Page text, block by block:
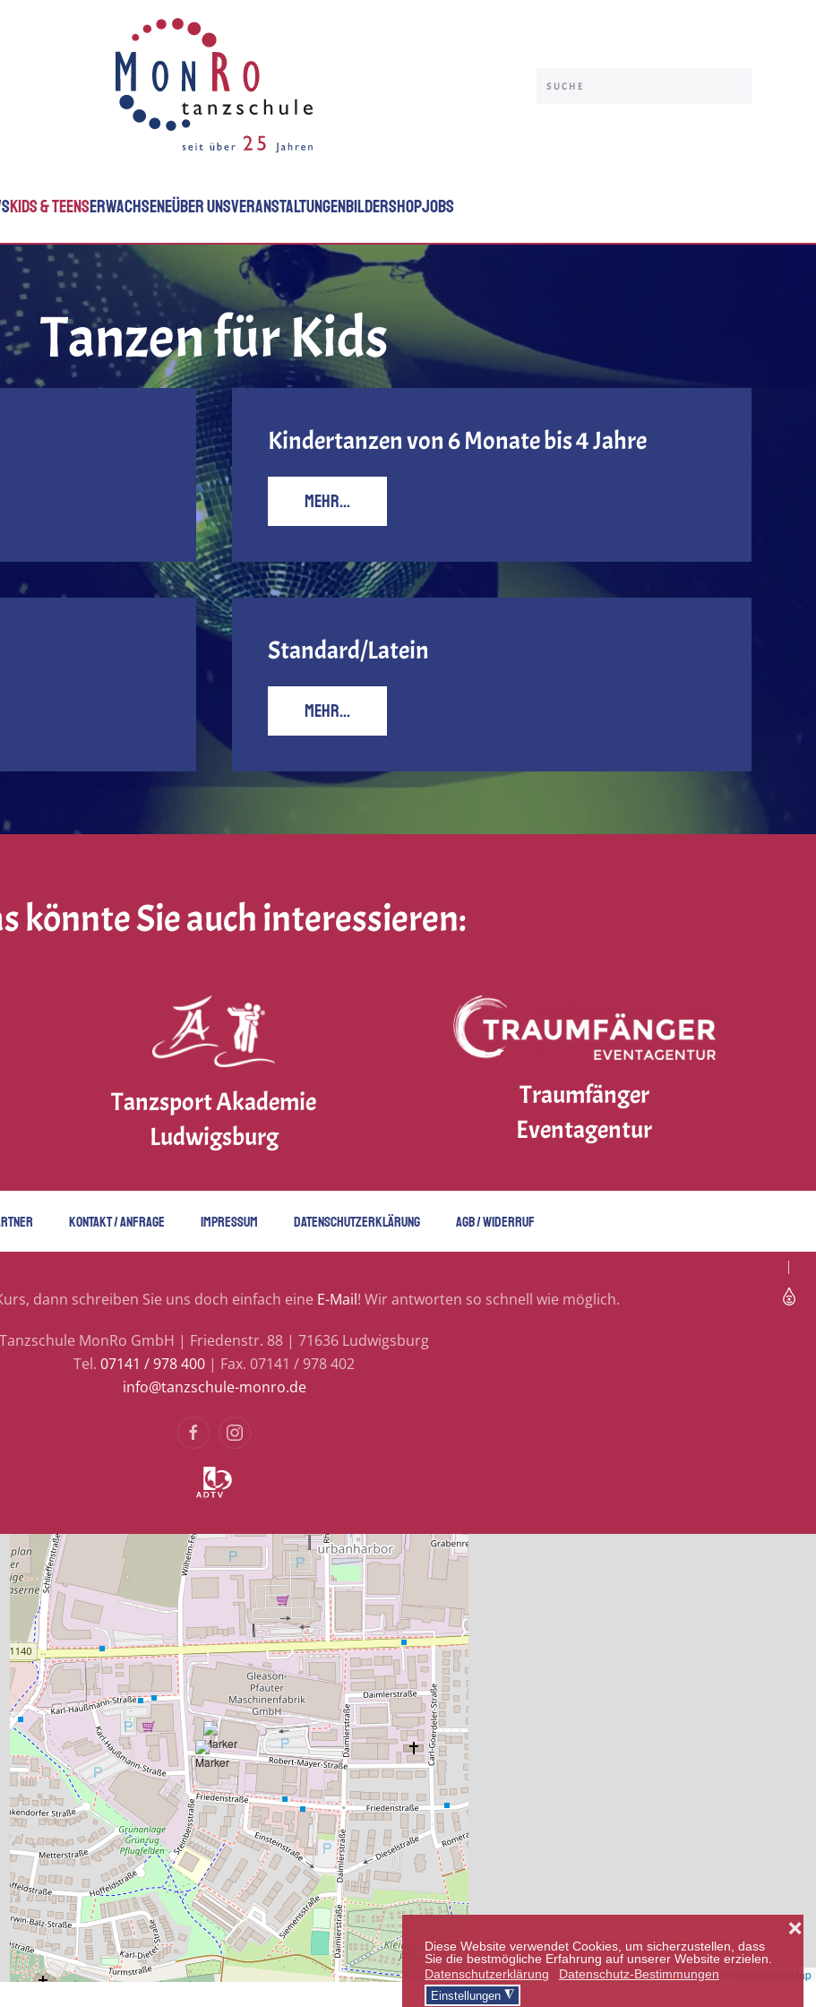
Diese Website verwendet Cookies, um sicherzustellen, dass
Sie die bestmögliche Erfahrung auf unserer Website erzielen.
Datenschutzerklärung
Datenschutz-Bestimmungen
Einstellungen ◮
❌
KIDS & TEENSERWACHSENEÜBER UNSVERANSTALTUNGENBILDERSHOPJOBS
Tanzen für Kids
Kindertanzen von 6 Monate bis 4 Jahre
MEHR...
Standard/Latein
MEHR...
könnte Sie auch interessieren:
Tanzsport Akademie
Ludwigsburg
Traumfänger
Eventagentur
KONTAKT / ANFRAGE IMPRESSUM DATENSCHUTZERKLÄRUNG AGB / WIDERRUF
dann schreiben Sie uns doch einfach eine E-Mail! Wir antworten so schnell wie möglich.
Tanzschule MonRo GmbH | Friedenstr. 88 | 71636 Ludwigsburg
Tel. 07141 / 978 400 | Fax. 07141 / 978 402
info@tanzschule-monro.de
Leaflet OpenStreetMap